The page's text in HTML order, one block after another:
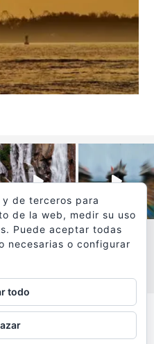
fotografías de
de terceros para
de la web, medir su uso
Puede aceptar todas
necesarias o configurar
todo